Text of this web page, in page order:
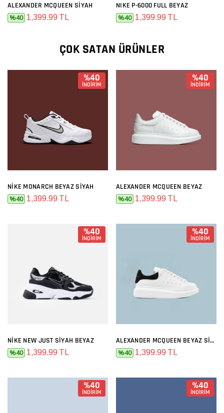
ALEXANDER MCQUEEN SIYAH
%40 1,399.99 TL
NIKE P-6000 FULL BEYAZ
%40 1,399.99 TL
ÇOK SATAN ÜRÜNLER
%40
İNDİRİM
NIKE MONARCH BEYAZ SIYAH
%40 1,399.99 TL
%40
İNDİRİM
ALEXANDER MCQUEEN BEYAZ
%40 1,399.99 TL
%40
İNDİRİM
NIKE NEW JUST SIYAH BEYAZ
%40 1,399.99 TL
%40
İNDİRİM
ALEXANDER MCQUEEN BEYAZ SIYAH
%40 1,399.99 TL
%40
İNDİRİM
%40
İNDİRİM